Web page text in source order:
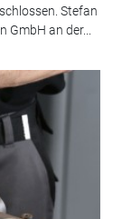
Stefan
an der...